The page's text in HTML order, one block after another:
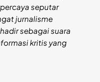
seputar
jurnalisme
sebagai suara
kritis yang